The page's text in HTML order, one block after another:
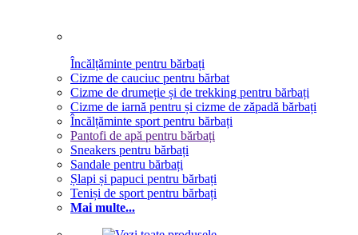
Încălțăminte pentru bărbați
Cizme de cauciuc pentru bărbat
Cizme de drumeție și de trekking pentru bărbați
Cizme de iarnă pentru și cizme de zăpadă bărbați
Încălțăminte sport pentru bărbați
Pantofi de apă pentru bărbați
Sneakers pentru bărbați
Sandale pentru bărbați
Șlapi și papuci pentru bărbați
Teniși de sport pentru bărbați
Mai multe...